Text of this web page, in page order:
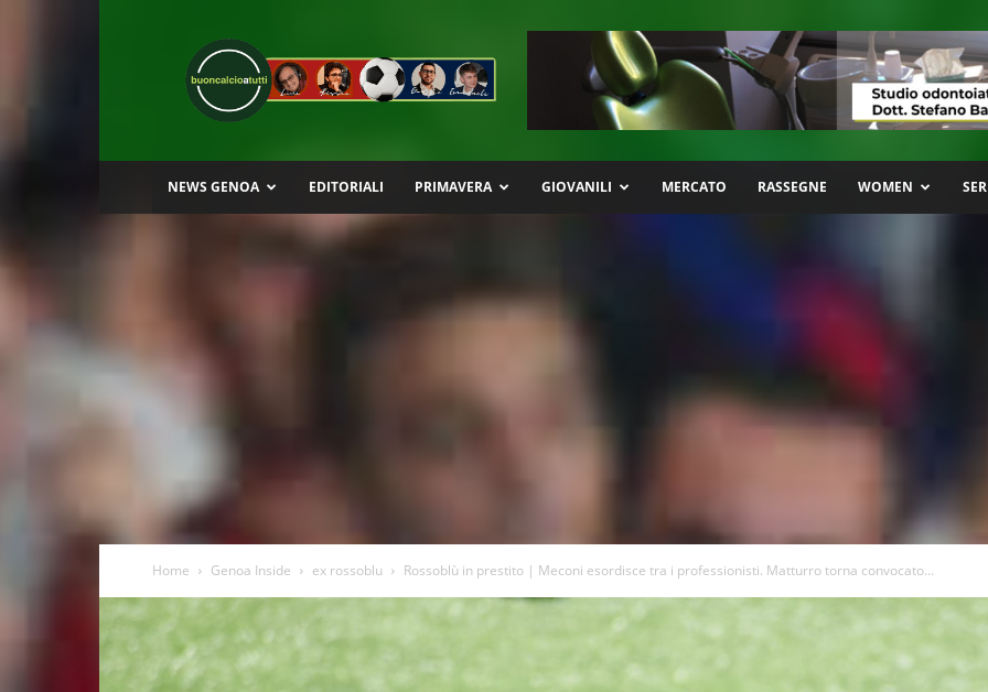
Buon
Calcio
a
Tutti
NEWS GENOA EDITORIALI PRIMAVERA GIOVANILI MERCATO RASSEGNE WOMEN
Home Genoa Inside ex rossoblu Rossoblù in prestito | Meconi esordisce tra i professionisti. Matturro torna convocato...